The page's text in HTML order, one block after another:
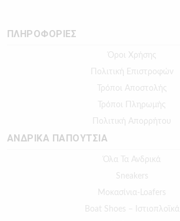
ΠΛΗΡΟΦΟΡΙΕΣ
Όροι Χρήσης
Πολιτική Επιστροφών
Τρόποι Αποστολής
Τρόποι Πληρωμής
Πολιτική Απορρήτου
ΑΝΔΡΙΚΑ ΠΑΠΟΥΤΣΙΑ
Όλα Τα Ανδρικά
Sneakers
Μοκασίνια-Loafers
Boat Shoes – Ιστιοπλοϊκά